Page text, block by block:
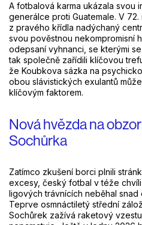
A fotbalová karma ukázala svou
generálce proti Guatemale. V
z pravého křídla nadýchaný
svou pověstnou nekompromisní
odepsaní vyhnanci, se kterými
tak společně zařídili klíčovou
že Koubkova sázka na
obou slávistických exulantů
klíčovým faktorem.
Nová hvězda na
Sochůrka
Zatímco zkušení borci plnili
excesy, český fotbal v téže
ligových trávnících neběhal
Teprve osmnáctiletý střední
Sochůrek zažívá raketový